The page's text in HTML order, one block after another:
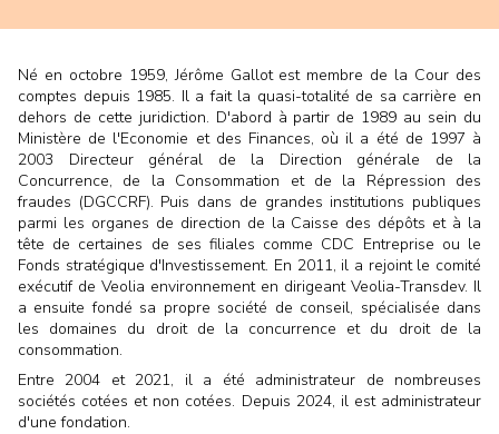
Né en octobre 1959, Jérôme Gallot est membre de la Cour des
comptes depuis 1985. Il a fait la quasi-totalité de sa carrière en
dehors de cette juridiction. D'abord à partir de 1989 au sein du
Ministère de l'Economie et des Finances, où il a été de 1997 à
2003 Directeur général de la Direction générale de la
Concurrence, de la Consommation et de la Répression des
fraudes (DGCCRF). Puis dans de grandes institutions publiques
parmi les organes de direction de la Caisse des dépôts et à la
tête de certaines de ses filiales comme CDC Entreprise ou le
Fonds stratégique d'Investissement. En 2011, il a rejoint le comité
exécutif de Veolia environnement en dirigeant Veolia-Transdev. Il
a ensuite fondé sa propre société de conseil, spécialisée dans
les domaines du droit de la concurrence et du droit de la
consommation.
Entre 2004 et 2021, il a été administrateur de nombreuses
sociétés cotées et non cotées. Depuis 2024, il est administrateur
d'une fondation.